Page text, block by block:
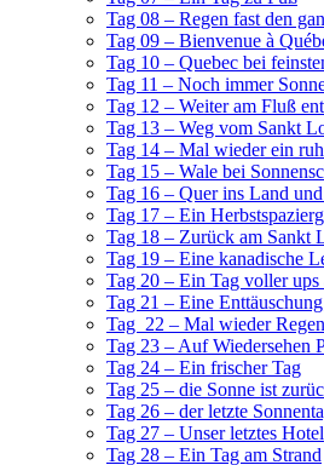
Tag 08 – Regen fast den
Tag 09 – Bienvenue à
Tag 10 – Quebec bei
Tag 11 – Noch immer
Tag 12 – Weiter am Fluß
Tag 13 – Weg vom Sankt
Tag 14 – Mal wieder ein
Tag 15 – Wale bei
Tag 16 – Quer ins Land
Tag 17 – Ein
Tag 18 – Zurück am Sankt
Tag 19 – Eine kanadische
Tag 20 – Ein Tag voller ups
Tag 21 – Eine
Tag 22 – Mal wieder Regen
Tag 23 – Auf Wiedersehen
Tag 24 – Ein frischer Tag
Tag 25 – die Sonne ist
Tag 26 – der letzte
Tag 27 – Unser letztes Hotel
Tag 28 – Ein Tag am Strand